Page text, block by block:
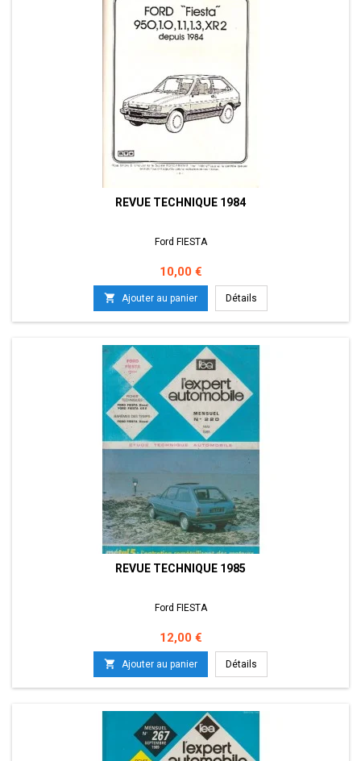
REVUE TECHNIQUE 1984
Ford FIESTA
Prix
10,00 €
 Ajouter au panier Détails
REVUE TECHNIQUE 1985
Ford FIESTA
Prix
12,00 €
 Ajouter au panier Détails